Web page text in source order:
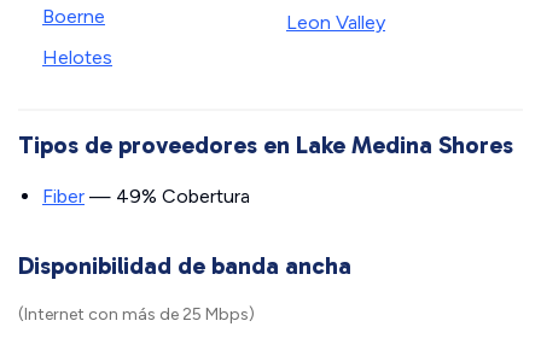
Boerne
Helotes
Leon Valley
Tipos de proveedores en Lake Medina Shores
Fiber — 49% Cobertura
Disponibilidad de banda ancha
(Internet con más de 25 Mbps)